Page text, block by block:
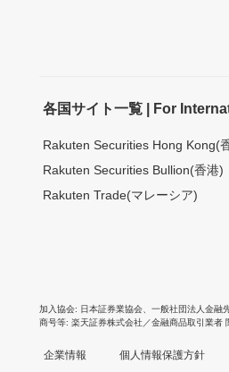
各国サイト一覧 | For
Rakuten Securities Hong Kong(
Rakuten Securities Bullion(香港)
Rakuten Trade(マレーシア)
加入協会 日本証券業協会 一般社団法人金融
商号等 楽天証券株式会社／金融商品取引業者
企業情報 個人情報保護方針